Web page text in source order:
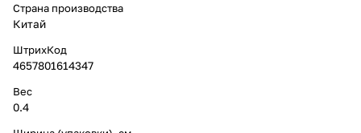
Страна производства
Китай
ШтрихКод
4657801614347
Вес
0.4